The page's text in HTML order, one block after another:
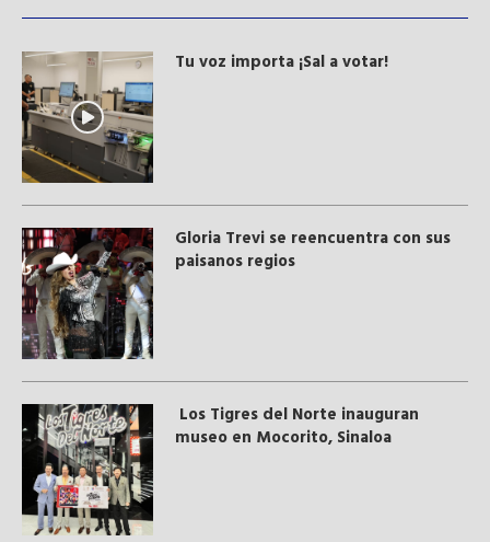
Tu voz importa ¡Sal a votar!
Gloria Trevi se reencuentra con sus
paisanos regios
Los Tigres del Norte inauguran
museo en Mocorito, Sinaloa